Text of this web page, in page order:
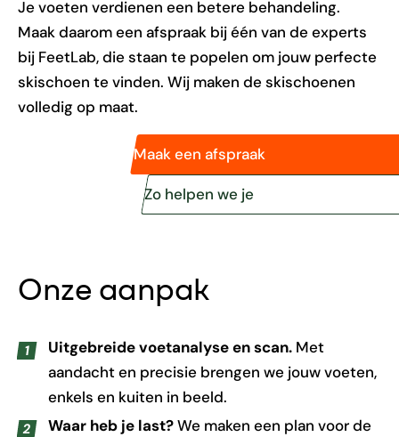
Je voeten verdienen een betere behandeling.
Maak daarom een afspraak bij één van de experts
bij FeetLab, die staan te popelen om jouw perfecte
skischoen te vinden. Wij maken de skischoenen
volledig op maat.
Maak een afspraak
Zo helpen we je
Onze aanpak
Uitgebreide voetanalyse en scan.Met
aandacht en precisie brengen we jouw voeten,
enkels en kuiten in beeld.
Waar heb je last?We maken een plan voor de